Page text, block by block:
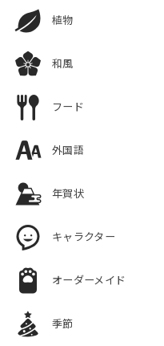
植物
和風
フード
外国語
年賀状
キャラクター
オーダーメイド
季節